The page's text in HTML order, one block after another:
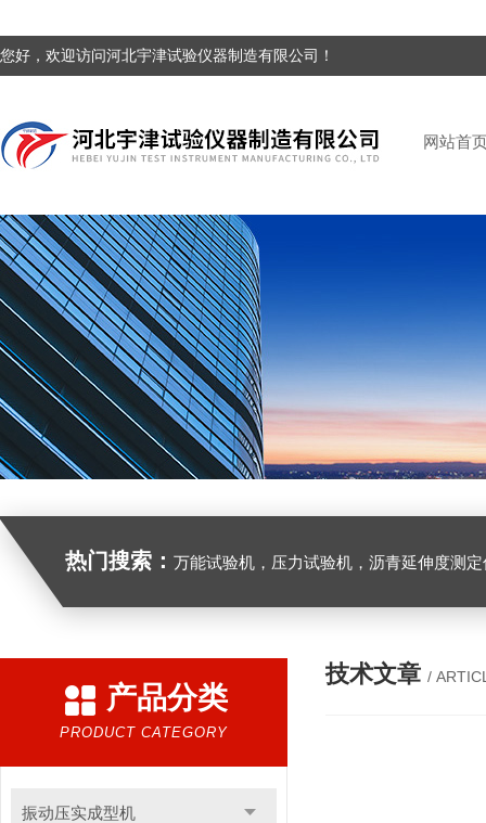
您好，欢迎访问河北宇津试验仪器制造有限公司！
网站首
热门搜索： 万能试验机，压力试验机，沥青延伸度测定仪，沥青混合料拌合机，全自动沥青混合料离心式抽提仪，马歇尔电动
产品分类
PRODUCT CATEGORY
振动压实成型机
技术文章 /